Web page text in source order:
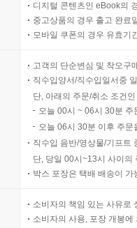
디지털 콘텐츠인 eBook의
중고상품의 경우 출고 완료
모바일 쿠폰의 경우 유효기
고객의 단순변심 및 착오구
직수입양서/직수입일서중
단, 아래의 주문/취소 조건
오늘 00시 ~ 06시 30분
오늘 06시 30분 이후 주
직수입 음반/영상물/기프트
단, 당일 00시~13시 사이의
박스 포장은 택배 배송이
소비자의 책임 있는 사유로
소비자의 사용, 포장 개봉